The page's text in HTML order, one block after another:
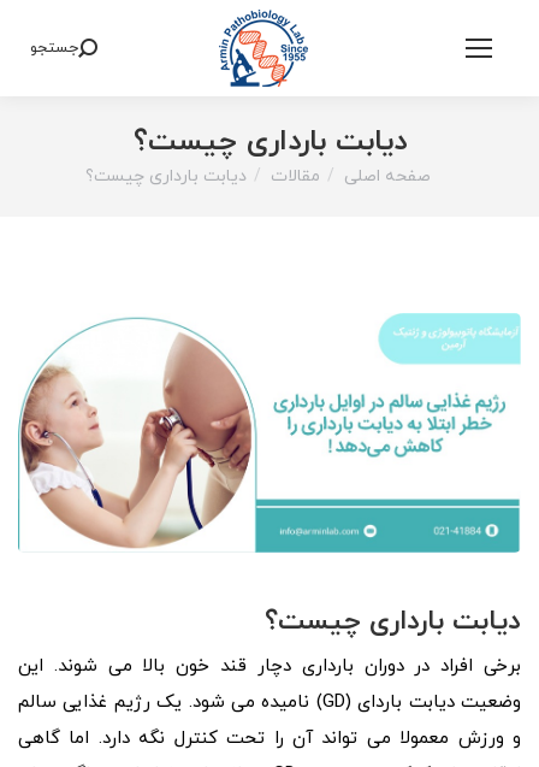
Search:
جستجو
دیابت بارداری چیست؟
You are here:
صفحه اصلی مقالات دیابت بارداری چیست؟
دیابت بارداری چیست؟
برخی افراد در دوران بارداری دچار قند خون بالا می شوند. این
وضعیت دیابت باردای (GD) نامیده می شود. یک رژیم غذایی سالم
و ورزش معمولا می تواند آن را تحت کنترل نگه دارد. اما گاهی